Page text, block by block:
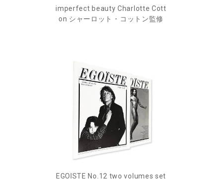
imperfect beauty Charlotte Cott
on シャーロット・コットン監修
EGOISTE No.12 two volumes set